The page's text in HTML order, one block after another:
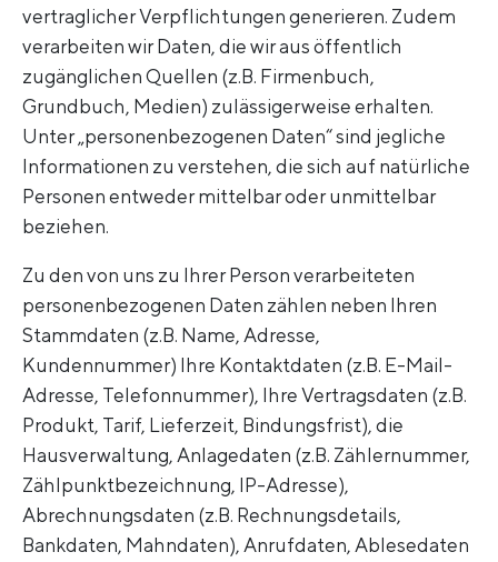
vertraglicher Verpflichtungen generieren. Zudem
verarbeiten wir Daten, die wir aus öffentlich
zugänglichen Quellen (z.B. Firmenbuch,
Grundbuch, Medien) zulässigerweise erhalten.
Unter „personenbezogenen Daten“ sind jegliche
Informationen zu verstehen, die sich auf natürliche
Personen entweder mittelbar oder unmittelbar
beziehen.
Zu den von uns zu Ihrer Person verarbeiteten
personenbezogenen Daten zählen neben Ihren
Stammdaten (z.B. Name, Adresse,
Kundennummer) Ihre Kontaktdaten (z.B. E-Mail-
Adresse, Telefonnummer), Ihre Vertragsdaten (z.B.
Produkt, Tarif, Lieferzeit, Bindungsfrist), die
Hausverwaltung, Anlagedaten (z.B. Zählernummer,
Zählpunktbezeichnung, IP-Adresse),
Abrechnungsdaten (z.B. Rechnungsdetails,
Bankdaten, Mahndaten), Anrufdaten, Ablesedaten